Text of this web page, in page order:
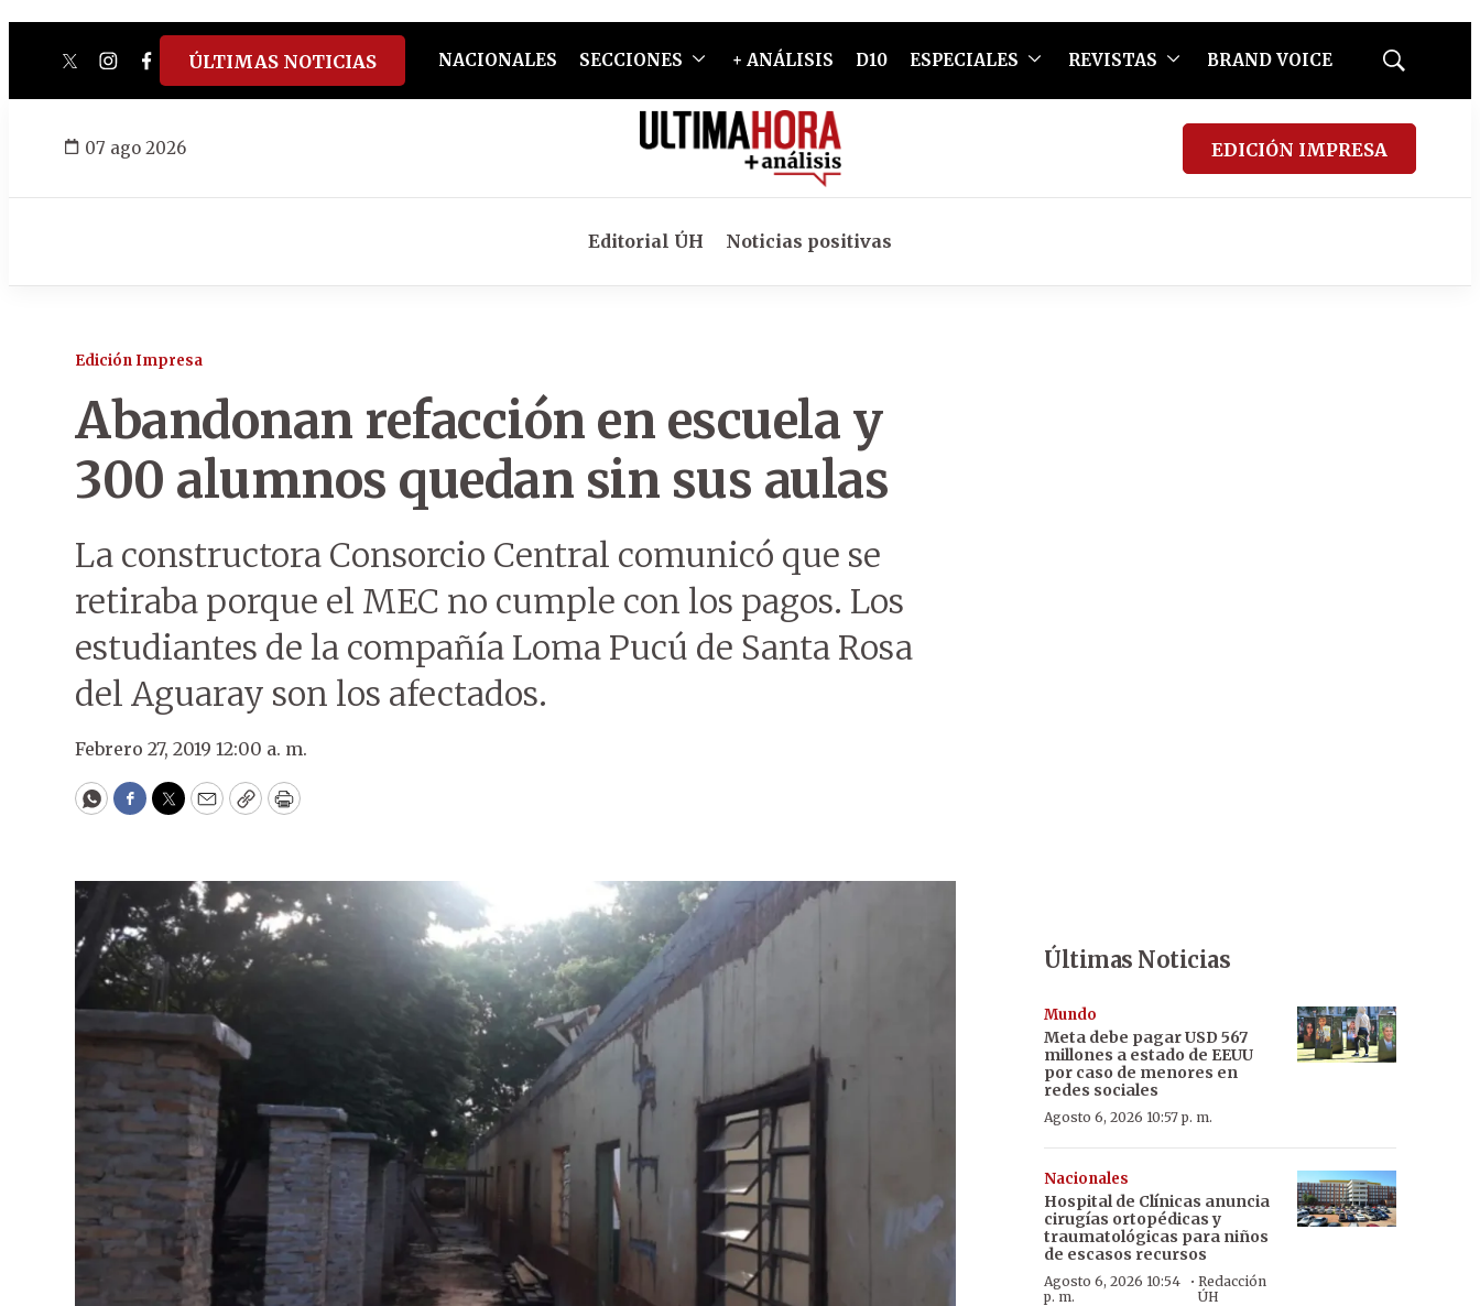
twitterinstagram
facebook
tiktokyoutube
spotify
ÚLTIMAS NOTICIAS NACIONALES SECCIONES + ANÁLISIS D10 ESPECIALES REVISTAS BRAND VOICE
Mostrar
07 ago 2026 EDICIÓN IMPRESA
Editorial ÚH Noticias positivas
Edición Impresa
Abandonan refacción en escuela y
300 alumnos quedan sin sus aulas
La constructora Consorcio Central comunicó que se
retiraba porque el MEC no cumple con los pagos. Los
estudiantes de la compañía Loma Pucú de Santa Rosa
del Aguaray son los afectados.
Febrero 27, 2019 12:00 a. m.
WhatsApp
Facebook
Twitter
EmailCopyPrint
Últimas Noticias
Mundo
Meta debe pagar USD 567
millones a estado de EEUU
por caso de menores en
redes sociales
Agosto 6, 2026 10:57 p. m.
Nacionales
Hospital de Clínicas anuncia
cirugías ortopédicas y
traumatológicas para niños
de escasos recursos
Agosto 6, 2026 10:54
p. m.
· Redacción
ÚH